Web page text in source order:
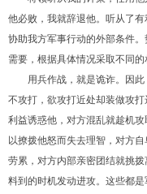
他必败，我就辞退他。听从了
协助我方军事行动的外部条件
需要，根据具体情况采取不同的
用兵作战，就是诡诈。因
不攻打，欲攻打近处却装做攻
利益诱惑他，对方混乱就趁机
以撩拨他怒而失去理智，对方
劳累，对方内部亲密团结就挑
料到的时机发动进攻。这些都